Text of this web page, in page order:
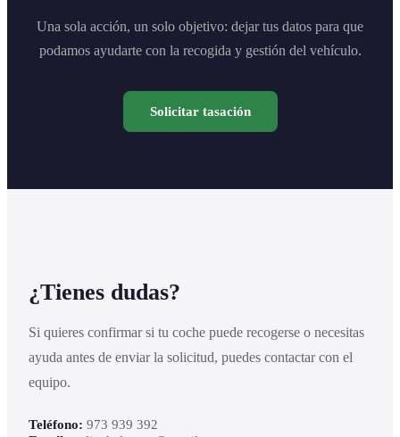
Una sola acción, un solo objetivo: dejar tus datos para que
podamos ayudarte con la recogida y gestión del vehículo.
Solicitar tasación
¿Tienes dudas?
Si quieres confirmar si tu coche puede recogerse o necesitas
ayuda antes de enviar la solicitud, puedes contactar con el
equipo.
Teléfono: 973 939 392